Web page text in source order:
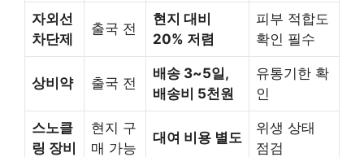
자외선
차단제
출국 전
현지 대비
20% 저렴
피부 적합도
확인 필수
상비약 출국 전
배송 3~5일,
배송비 5천원
유통기한 확
인
스노클
링 장비
현지 구
매 가능
대여 비용 별도
위생 상태
점검